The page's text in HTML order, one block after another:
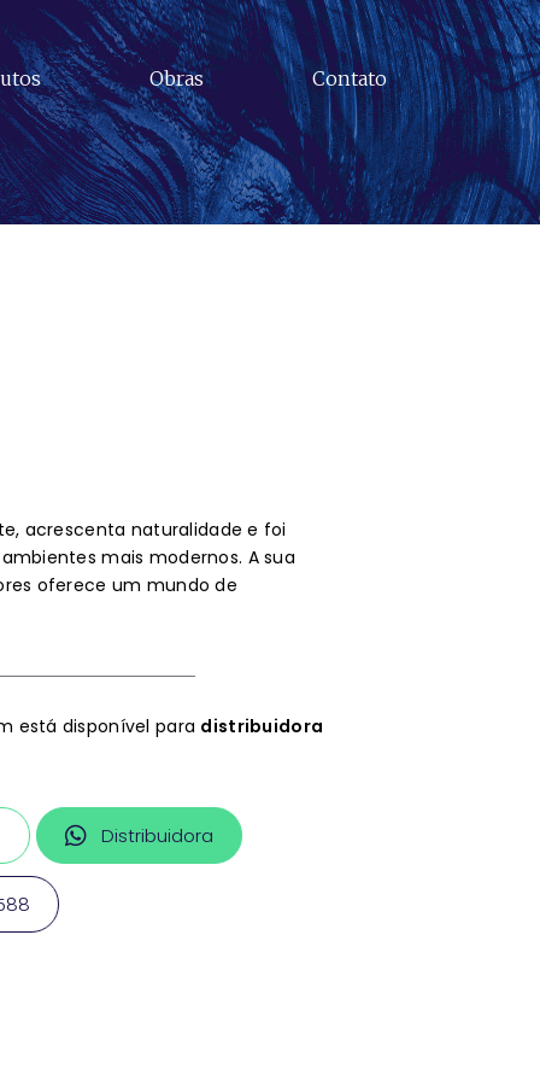
Obras Contato
acrescenta naturalidade e foi
mais modernos. A sua
oferece um mundo de
está disponível para distribuidora
Distribuidora